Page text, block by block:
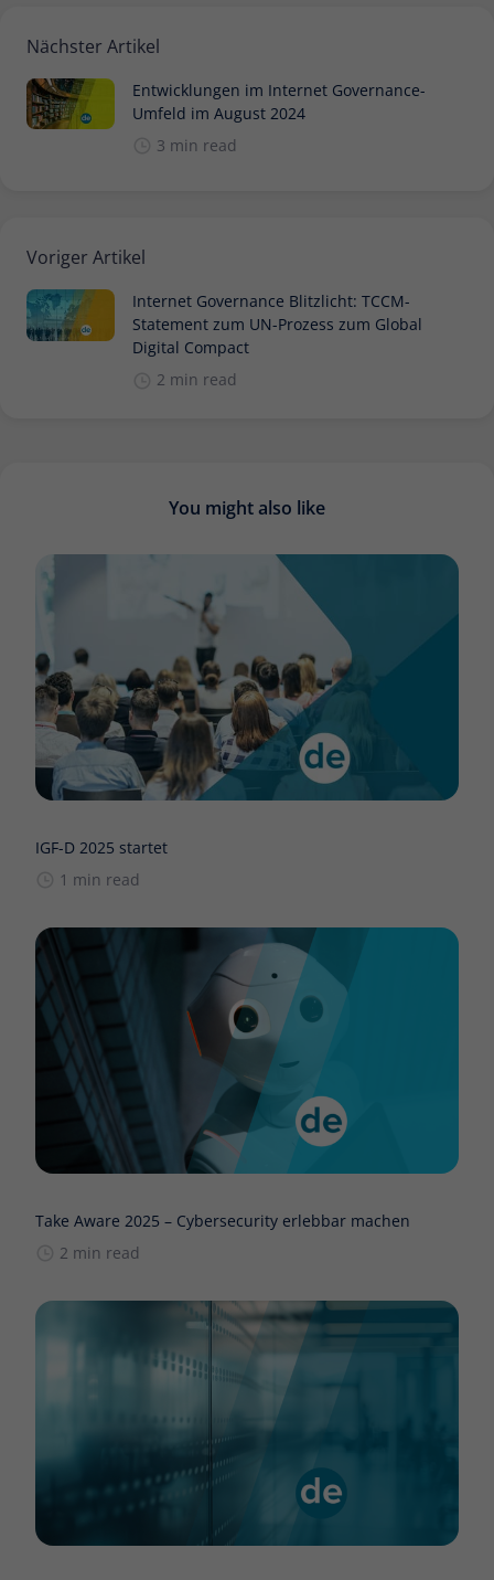
Nächster Artikel
Entwicklungen im Internet Governance-
Umfeld im August 2024
3 min read
Voriger Artikel
Internet Governance Blitzlicht: TCCM-
Statement zum UN-Prozess zum Global
Digital Compact
2 min read
You might also like
IGF-D 2025 startet
1 min read
Take Aware 2025 – Cybersecurity erlebbar machen
2 min read